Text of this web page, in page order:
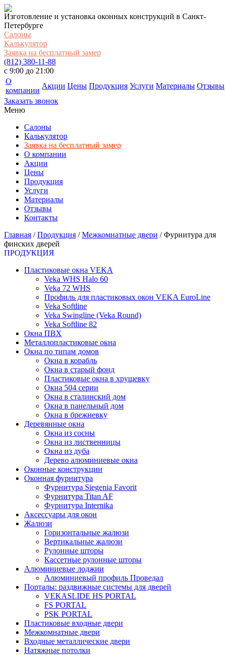
Изготовление и установка оконных конструкций в Санкт-
Петербурге
Салоны
Калькулятор
Заявка на бесплатный замер
(812) 380-11-88
c 9:00 до 21:00
О
компании
Акции Цены Продукция Услуги Материалы Отзывы
Заказать звонок
Меню
Салоны
Калькулятор
Заявка на бесплатный замер
О компании
Акции
Цены
Продукция
Услуги
Материалы
Отзывы
Контакты
Главная /Продукция /Межкомнатные двери /Фурнитура для
финских дверей
ПРОДУКЦИЯ
Пластиковые окна VEKA
Veka WHS Halo 60
Veka 72 WHS
Профиль для пластиковых окон VEKA EuroLine
Veka Softline
Veka Swingline (Veka Round)
Veka Softline 82
Окна ПВХ
Металлопластиковые окна
Окна по типам домов
Окна в корабль
Окна в старый фонд
Пластиковые окна в хрущевку
Окна 504 серии
Окна в сталинский дом
Окна в панельный дом
Окна в брежневку
Деревянные окна
Окна из сосны
Окна из лиственницы
Окна из дуба
Дерево алюминиевые окна
Оконные конструкции
Оконная фурнитура
Фурнитура Siegenia Favorit
Фурнитура Titan AF
Фурнитура Internika
Аксессуары для окон
Жалюзи
Горизонтальные жалюзи
Вертикальные жалюзи
Рулонные шторы
Кассетные рулонные шторы
Алюминиевые лоджии
Алюминиевый профиль Проведал
Порталы: раздвижные системы для дверей
VEKASLIDE HS PORTAL
FS PORTAL
PSK PORTAL
Пластиковые входные двери
Межкомнатные двери
Входные металлические двери
Натяжные потолки